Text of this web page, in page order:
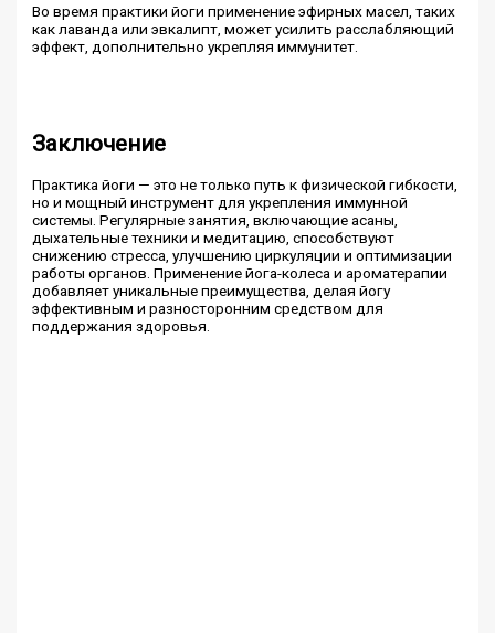
Во время практики йоги применение эфирных масел, таких
как лаванда или эвкалипт, может усилить расслабляющий
эффект, дополнительно укрепляя иммунитет.
Заключение
Практика йоги — это не только путь к физической гибкости,
но и мощный инструмент для укрепления иммунной
системы. Регулярные занятия, включающие асаны,
дыхательные техники и медитацию, способствуют
снижению стресса, улучшению циркуляции и оптимизации
работы органов. Применение йога-колеса и ароматерапии
добавляет уникальные преимущества, делая йогу
эффективным и разносторонним средством для
поддержания здоровья.